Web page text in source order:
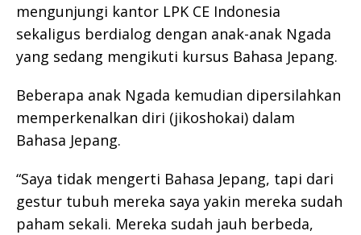
mengunjungi kantor LPK CE Indonesia
sekaligus berdialog dengan anak-anak Ngada
yang sedang mengikuti kursus Bahasa Jepang.
Beberapa anak Ngada kemudian dipersilahkan
memperkenalkan diri (jikoshokai) dalam
Bahasa Jepang.
“Saya tidak mengerti Bahasa Jepang, tapi dari
gestur tubuh mereka saya yakin mereka sudah
paham sekali. Mereka sudah jauh berbeda,